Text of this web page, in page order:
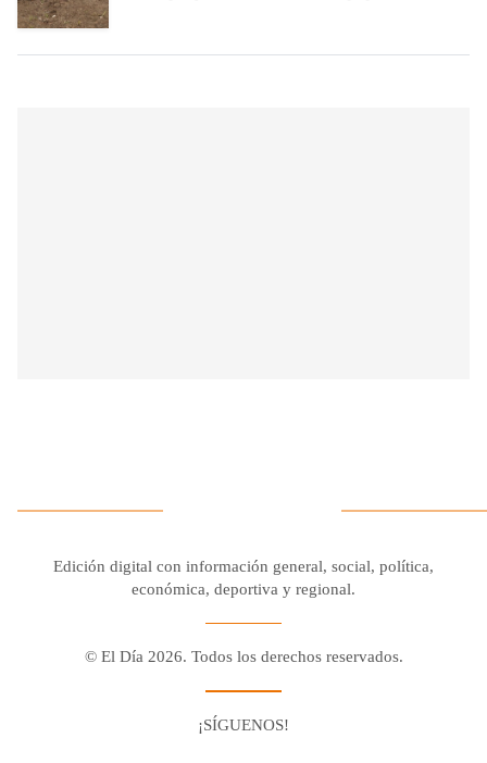
Edición digital con información general, social, política,
económica, deportiva y regional.
© El Día 2026. Todos los derechos reservados.
¡SÍGUENOS!